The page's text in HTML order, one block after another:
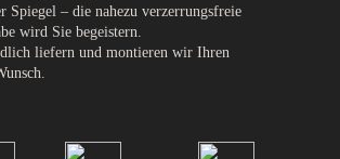
Spiegel – die nahezu verzerrungsfreie
wird Sie begeistern.
liefern und montieren wir Ihren